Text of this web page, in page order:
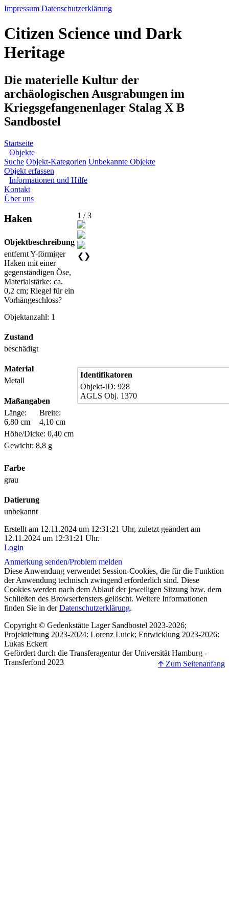
Impressum Datenschutzerklärung
Citizen Science und Dark
Heritage
Die materielle Kultur der
archäologischen Ausgrabungen im
Kriegsgefangenenlager Stalag X B
Sandbostel
Startseite
Objekte
Suche Objekt-Kategorien Unbekannte Objekte
Objekt erfassen
Informationen und Hilfe
Kontakt
Über uns
Haken
Objektbeschreibung
entfernt Y-förmiger
Haken mit einer
gegenständigen Öse,
Materialstärke: ca.
0,2 cm; Riegel für ein
Vorhängeschloss?
Objektanzahl: 1
Zustand
beschädigt
Material
Metall
Maßangaben
Länge:
6,80 cm
Breite:
4,10 cm
Höhe/Dicke: 0,40 cm
Gewicht: 8,8 g
Farbe
grau
Datierung
unbekannt
1 / 3
❮ ❯
Identifikatoren
Objekt-ID: 928
AGLS Obj. 1370
Erstellt am 12.11.2024 um 12:31:21 Uhr, zuletzt geändert am
12.11.2024 um 12:31:21 Uhr.
Login
Anmerkung senden/Problem melden
Diese Anwendung verwendet Session-Cookies, die für die Funktion
der Anwendung technisch zwingend erforderlich sind. Diese
Cookies werden nach dem Ablauf der jeweiligen Sitzung bzw. dem
Schließen des Browserfensters gelöscht. Weitere Informationen
finden Sie in derDatenschutzerklärung.
Copyright © Gedenkstätte Lager Sandbostel 2023-2026;
Projektleitung 2023-2024: Lorenz Luick; Entwicklung 2023-2026:
Lukas Eckert
Gefördert durch die Transferagentur der Universität Hamburg -
Transferfond 2023
🡩 Zum Seitenanfang